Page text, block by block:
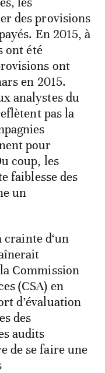
des provisions
En 2015, à
ont été
ont
en 2015.
analystes du
pas la
pour
coup, les
faiblesse des
un
crainte d‘un
Commission
(CSA) en
d’évaluation
des
audits
de se faire une